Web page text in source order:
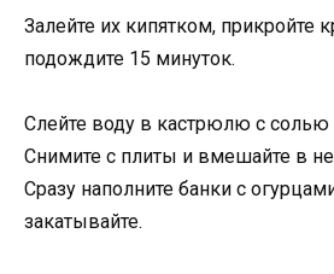
Залейте их кипятком, прикройте
подождите 15 минуток.
Слейте воду в кастрюлю с солью
Снимите с плиты и вмешайте в
Сразу наполните банки с
закатывайте.